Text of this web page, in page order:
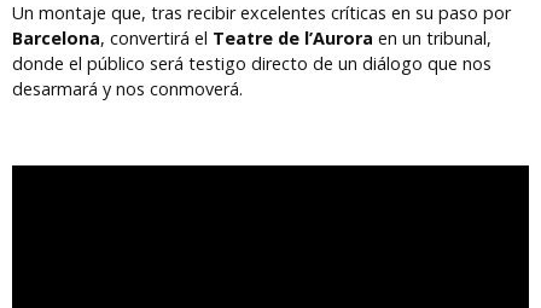
Un montaje que, tras recibir excelentes críticas en su paso por
Barcelona, convertirá el Teatre de l’Aurora en un tribunal,
donde el público será testigo directo de un diálogo que nos
desarmará y nos conmoverá.